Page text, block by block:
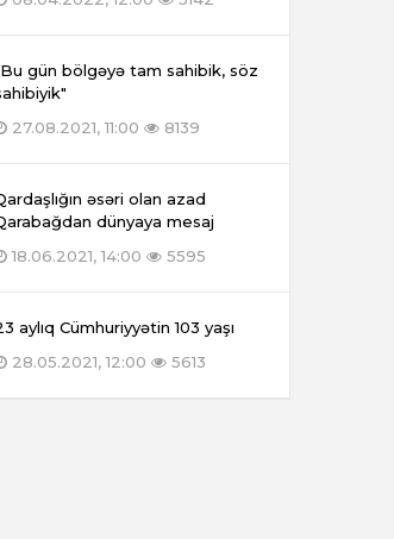
gün bölgəyə tam sahibik, söz
27.08.2021, 11:00
8139
əsəri olan azad
dünyaya mesaj
18.06.2021, 14:00
5595
aylıq Cümhuriyyətin 103 yaşı
28.05.2021, 12:00
5613